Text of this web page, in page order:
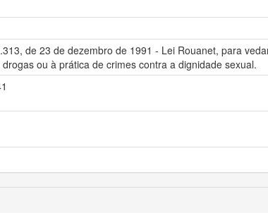
de 23 de dezembro de 1991 - Lei Rouanet, para
ou à prática de crimes contra a dignidade sexual.